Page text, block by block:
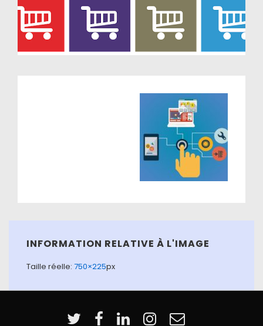
INFORMATION RELATIVE À L'IMAGE
Taille réelle: 750×225px